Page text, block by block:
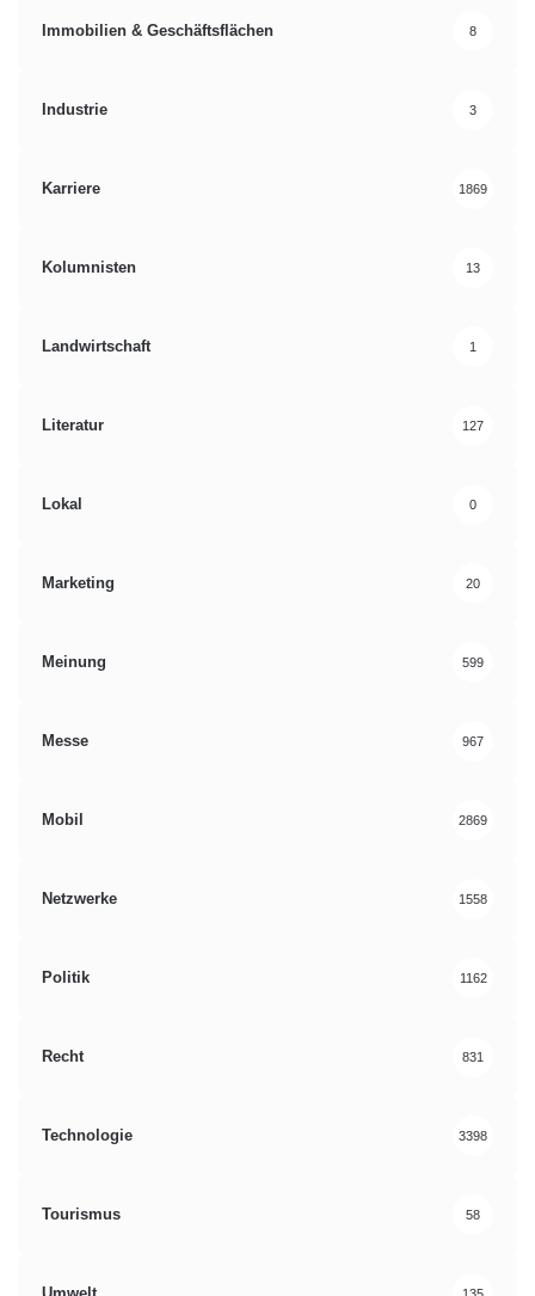
Immobilien & Geschäftsflächen 8
Industrie 3
Karriere 1869
Kolumnisten 13
Landwirtschaft 1
Literatur 127
Lokal 0
Marketing 20
Meinung 599
Messe 967
Mobil 2869
Netzwerke 1558
Politik 1162
Recht 831
Technologie 3398
Tourismus 58